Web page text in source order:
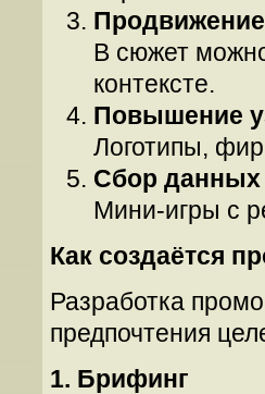
В сюжет
контексте.
Повышение
Логотипы,
Сбор данных
Мини-игры с
Как создаётся
Разработка
предпочтения
1. Брифинг